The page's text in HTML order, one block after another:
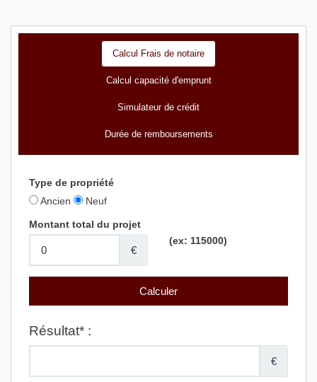
Calcul Frais de notaire
Calcul capacité d'emprunt
Simulateur de crédit
Durée de remboursements